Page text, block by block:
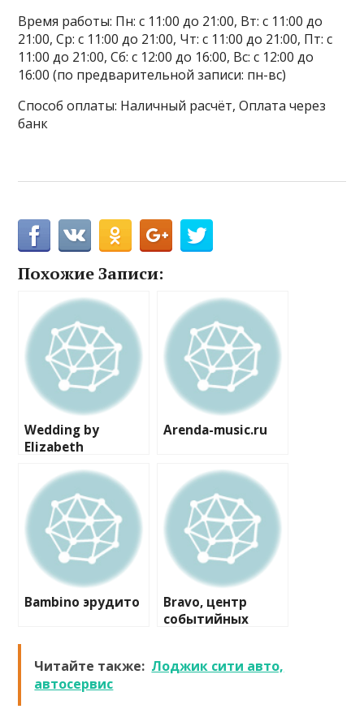
Время работы: Пн: с 11:00 до 21:00, Вт: с 11:00 до
21:00, Ср: с 11:00 до 21:00, Чт: с 11:00 до 21:00, Пт: с
11:00 до 21:00, Сб: с 12:00 до 16:00, Вс: с 12:00 до
16:00 (по предварительной записи: пн-вс)
Способ оплаты: Наличный расчёт, Оплата через
банк
Похожие Записи:
Wedding by
Elizabeth
Arenda-music.ru
Bambino эрудито
Bravo, центр
событийных
Читайте также: Лоджик сити авто,
автосервис